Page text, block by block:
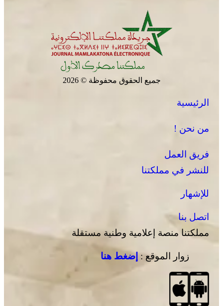
جميع الحقوق محفوظة © 2026
الرئيسية
من نحن !
فريق العمل
للنشر في مملكتنا
للإشهار
اتصل بنا
مملكتنا منصة إعلامية وطنية مستقلة
زوار الموقع : إضغط هنا